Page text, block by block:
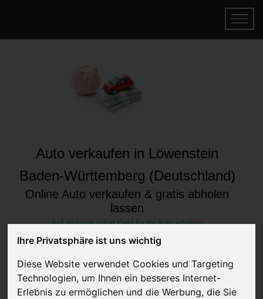
Ihre Privatsphäre ist uns wichtig
Diese Website verwendet Cookies und Targeting
Technologien, um Ihnen ein besseres Internet-
Erlebnis zu ermöglichen und die Werbung, die Sie
Auto verkaufen in Löwenstein
Baden-Württemberg (Deutschland)
Online Auto verkaufen & gratis abholen
lassen
Auf Wunsch sofort Geld für Ihr Auto erhalten